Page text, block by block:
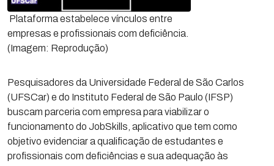
Plataforma estabelece vínculos entre
empresas e profissionais com deficiência.
(Imagem: Reprodução)
Pesquisadores da Universidade Federal de São Carlos
(UFSCar) e do Instituto Federal de São Paulo (IFSP)
buscam parceria com empresa para viabilizar o
funcionamento do JobSkills, aplicativo que tem como
objetivo evidenciar a qualificação de estudantes e
profissionais com deficiências e sua adequação às